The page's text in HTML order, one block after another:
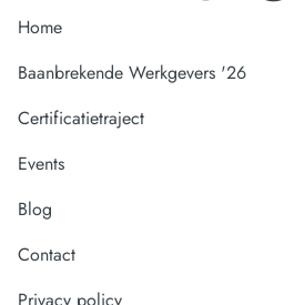
Home
Baanbrekende Werkgevers '26
Certificatietraject
Events
Blog
Contact